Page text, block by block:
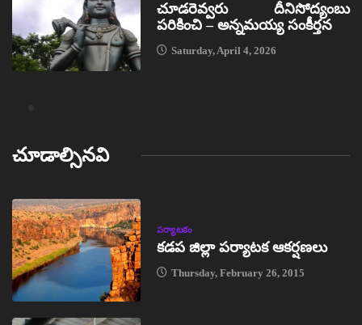
చూడరెవ్వరు దీనిసోద్యంబు
పరికించి – అన్నమయ్య సంకీర్తన
Saturday, April 4, 2026
చూడాల్సినవి
పర్యాటకం
కడప జిల్లా పర్యాటక ఆకర్షణలు
Thursday, February 26, 2015